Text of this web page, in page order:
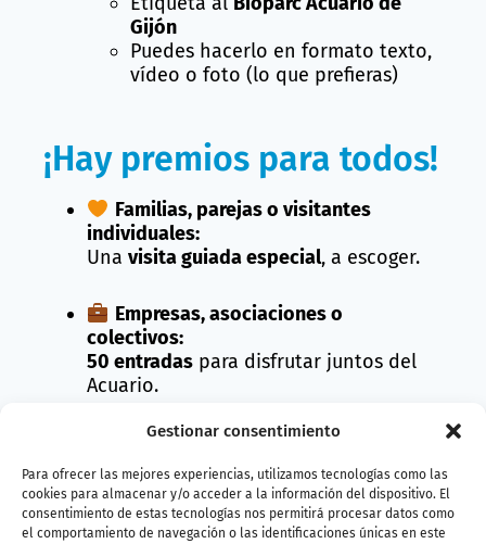
Gestionar consentimiento
Para ofrecer las mejores experiencias, utilizamos tecnologías como las
cookies para almacenar y/o acceder a la información del dispositivo. El
consentimiento de estas tecnologías nos permitirá procesar datos como
el comportamiento de navegación o las identificaciones únicas en este
Gijón
Puedes hacerlo en formato texto,
vídeo o foto (lo que prefieras)
¡Hay premios para todos!
Familias, parejas o visitantes
individuales:
Una visita guiada especial, a escoger.
Empresas, asociaciones o
colectivos:
50 entradas para disfrutar juntos del
Acuario.
Centros escolares:
Unavisita guiada gratuita para tu clase
el próximo curso.